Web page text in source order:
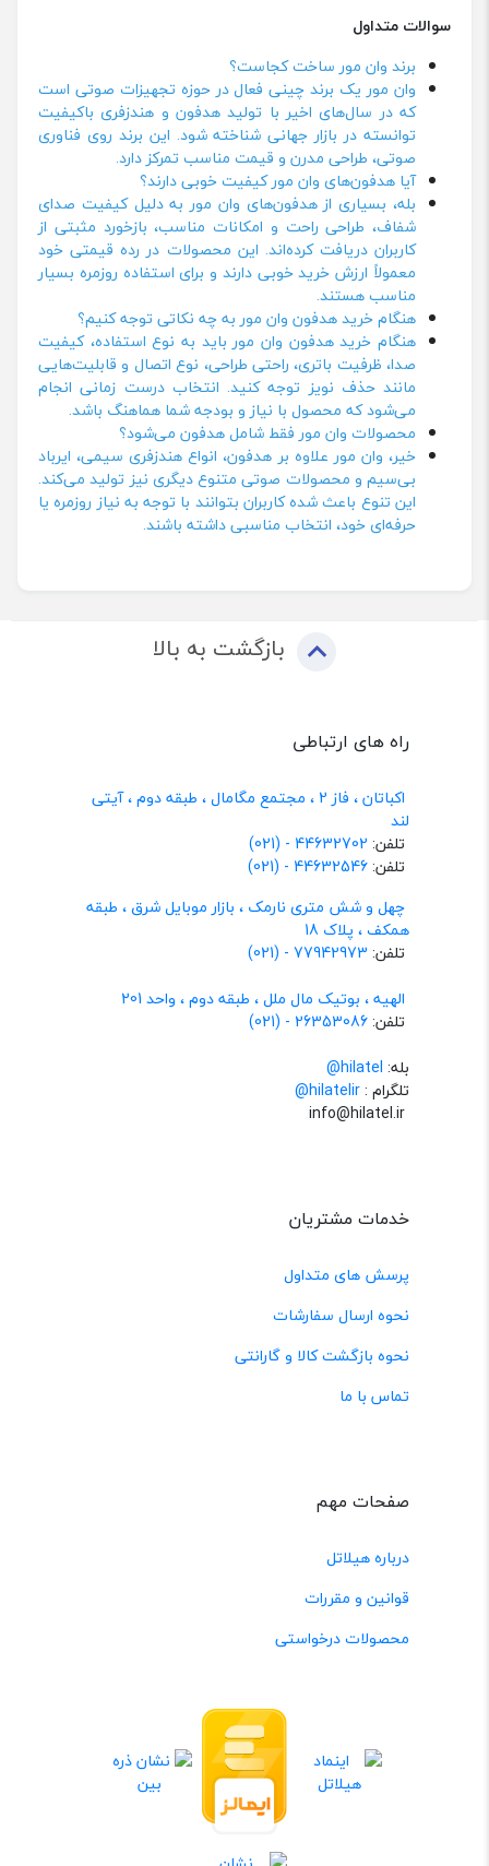
سوالات متداول
برند وان مور ساخت کجاست؟
وان مور یک برند چینی فعال در حوزه تجهیزات صوتی است
که در سال‌های اخیر با تولید هدفون و هندزفری باکیفیت
توانسته در بازار جهانی شناخته شود. این برند روی فناوری
صوتی، طراحی مدرن و قیمت مناسب تمرکز دارد.
آیا هدفون‌های وان مور کیفیت خوبی دارند؟
بله، بسیاری از هدفون‌های وان مور به دلیل کیفیت صدای
شفاف، طراحی راحت و امکانات مناسب، بازخورد مثبتی از
کاربران دریافت کرده‌اند. این محصولات در رده قیمتی خود
معمولاً ارزش خرید خوبی دارند و برای استفاده روزمره بسیار
مناسب هستند.
هنگام خرید هدفون وان مور به چه نکاتی توجه کنیم؟
هنگام خرید هدفون وان مور باید به نوع استفاده، کیفیت
صدا، ظرفیت باتری، راحتی طراحی، نوع اتصال و قابلیت‌هایی
مانند حذف نویز توجه کنید. انتخاب درست زمانی انجام
می‌شود که محصول با نیاز و بودجه شما هماهنگ باشد.
محصولات وان مور فقط شامل هدفون می‌شود؟
خیر، وان مور علاوه بر هدفون، انواع هندزفری سیمی، ایرباد
بی‌سیم و محصولات صوتی متنوع دیگری نیز تولید می‌کند.
این تنوع باعث شده کاربران بتوانند با توجه به نیاز روزمره یا
حرفه‌ای خود، انتخاب مناسبی داشته باشند.
بازگشت به بالا
راه های ارتباطی
اکباتان ، فاز 2 ، مجتمع مگامال ، طبقه دوم ، آیتی
لند
تلفن: 44632702 - (021)
تلفن:44632546 - (021)
چهل و شش متری نارمک ، بازار موبایل شرق ، طبقه
همکف ، پلاک 18
تلفن: 77942973 - (021)
الهیه ، بوتیک مال ملل ، طبقه دوم ، واحد 201
تلفن:26353086 - (021)
بله: hilatel@
تلگرام :@hilatelir
خدمات مشتریان
پرسش های متداول
نحوه ارسال سفارشات
نحوه بازگشت کالا و گارانتی
تماس با ما
صفحات مهم
درباره هیلاتل
قوانین و مقررات
محصولات درخواستی